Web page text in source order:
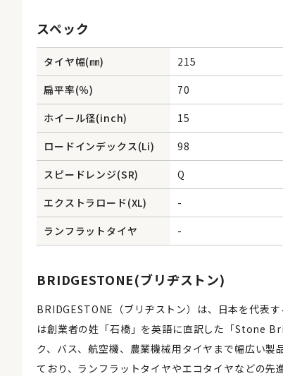
スペック
タイヤ幅(㎜)
215
扁平率(％)
70
ホイール径(inch)
15
ロードインデックス(Li)
98
スピードレンジ(SR)
Q
エクストラロード(XL)
-
ランフラットタイヤ
-
BRIDGESTONE(ブリヂストン)
BRIDGESTONE（ブリヂストン）は、日本を代表
は創業者の姓「石橋」を英語に直訳した「Stone
ク、バス、航空機、農業機械用タイヤまで幅広い
ており、ランフラットタイヤやエコタイヤなどの